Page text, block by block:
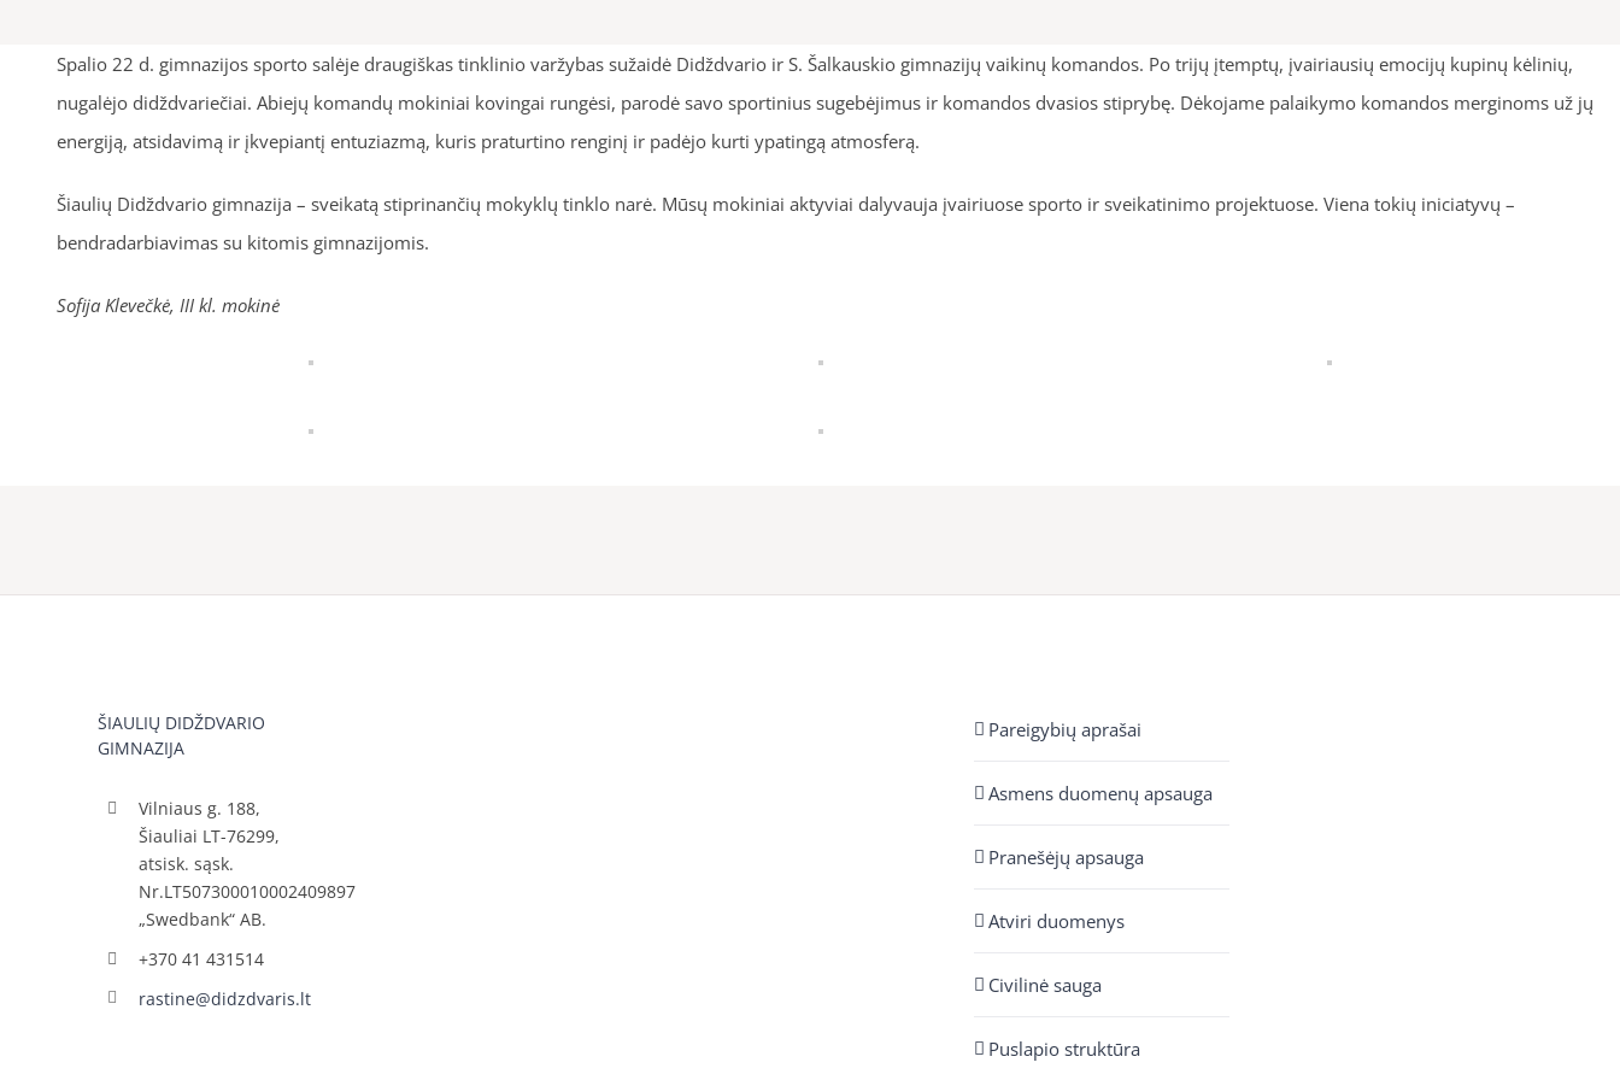
Spalio 22 d. gimnazijos sporto salėje draugiškas tinklinio varžybas sužaidė Didždvario ir S. Šalkauskio gimnazijų vaikinų komandos. Po trijų įtemptų, įvairiausių emocijų kupinų kėlinių,
nugalėjo didždvariečiai. Abiejų komandų mokiniai kovingai rungėsi, parodė savo sportinius sugebėjimus ir komandos dvasios stiprybę. Dėkojame palaikymo komandos merginoms už jų
energiją, atsidavimą ir įkvepiantį entuziazmą, kuris praturtino renginį ir padėjo kurti ypatingą atmosferą.
Šiaulių Didždvario gimnazija – sveikatą stiprinančių mokyklų tinklo narė. Mūsų mokiniai aktyviai dalyvauja įvairiuose sporto ir sveikatinimo projektuose. Viena tokių iniciatyvų –
bendradarbiavimas su kitomis gimnazijomis.
Sofija Klevečkė, III kl. mokinė
ŠIAULIŲ DIDŽDVARIO
GIMNAZIJA
Vilniaus g. 188,
Šiauliai LT-76299,
atsisk. sąsk.
Nr.LT507300010002409897
„Swedbank“ AB.
+370 41 431514
rastine@didzdvaris.lt
Pareigybių aprašai
Asmens duomenų apsauga
Pranešėjų apsauga
Atviri duomenys
Civilinė sauga
Puslapio struktūra